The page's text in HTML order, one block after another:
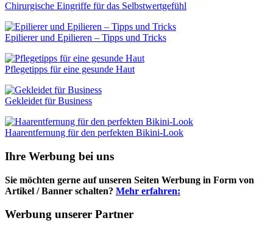
Chirurgische Eingriffe für das Selbstwertgefühl
Epilierer und Epilieren – Tipps und Tricks
Pflegetipps für eine gesunde Haut
Gekleidet für Business
Haarentfernung für den perfekten Bikini-Look
Ihre Werbung bei uns
Sie möchten gerne auf unseren Seiten Werbung in Form von
Artikel / Banner schalten? Mehr erfahren:
Werbung unserer Partner